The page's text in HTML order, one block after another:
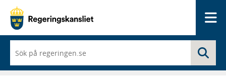
du
börjar
skriva